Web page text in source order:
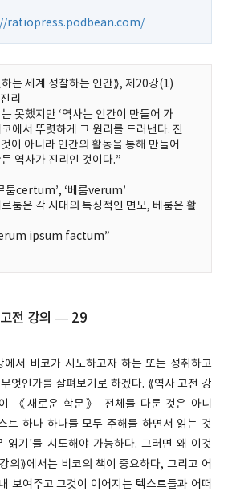
ratiopress.podbean.com/
는 세계 성찰하는 인간⟫, 제20강(1)
리
못했지만 ‘역사는 인간이 만들어 가
에서 뚜렷하게 그 원리를 드러낸다. 진
이 아니라 인간의 활동을 통해 만들어
역사가 진리인 것이다.”
툼certum’, ‘베룸verum’
툼은 각 시대의 특징적인 면모, 베룸은 활
ipsum factum”
전 강의 — 29
서 비코가 시도하고자 하는 또는 성취하고
엇인가를 살펴보기로 하겠다. ⟪역사 고전 강
《새로운 학문》 전체를 다룬 것은 아니
트 하나 하나를 모두 주해를 하면서 읽는 것
읽기'를 시도해야 가능하다. 그러면 왜 이것
의⟫에서는 비코의 책이 중요하다, 그리고 어
보여주고 그것이 이어지는 텍스트들과 어떠